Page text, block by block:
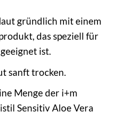
gründlich mit einem
das speziell für
ist.
sanft trocken.
Menge der i+m
Sensitiv Aloe Vera